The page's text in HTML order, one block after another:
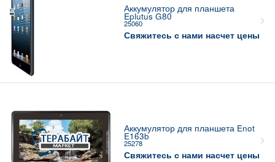
Аккумулятор для планшета
Eplutus G80
25060
Свяжитесь с нами насчет цены
Аккумулятор для планшета Enot
E163b
25278
Свяжитесь с нами насчет цены